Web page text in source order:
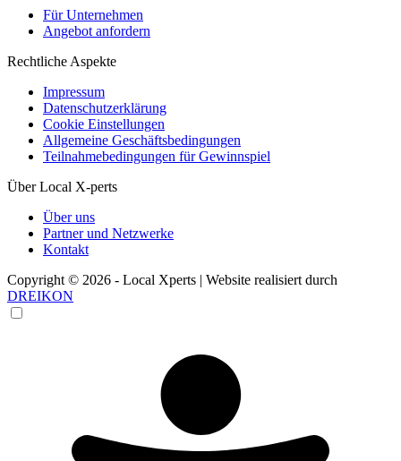
Für Unternehmen
Angebot anfordern
Rechtliche Aspekte
Impressum
Datenschutzerklärung
Cookie Einstellungen
Allgemeine Geschäftsbedingungen
Teilnahmebedingungen für Gewinnspiel
Über Local X-perts
Über uns
Partner und Netzwerke
Kontakt
Copyright © 2026 - Local Xperts | Website realisiert durch
DREIKON